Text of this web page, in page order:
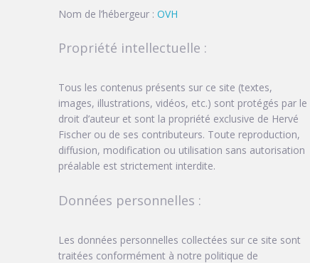
Nom de l’hébergeur : OVH
Propriété intellectuelle :
Tous les contenus présents sur ce site (textes,
images, illustrations, vidéos, etc.) sont protégés par le
droit d’auteur et sont la propriété exclusive de Hervé
Fischer ou de ses contributeurs. Toute reproduction,
diffusion, modification ou utilisation sans autorisation
préalable est strictement interdite.
Données personnelles :
Les données personnelles collectées sur ce site sont
traitées conformément à notre politique de